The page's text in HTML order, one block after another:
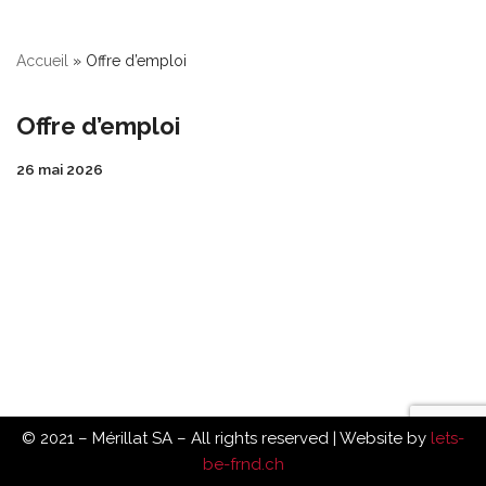
Accueil » Offre d’emploi
Offre d’emploi
26 mai 2026
© 2021 – Mérillat SA – All rights reserved | Website by lets-
be-frnd.ch